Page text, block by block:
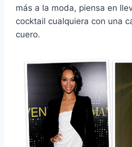
más a la moda, piensa en
cocktail cualquiera con una
cuero.